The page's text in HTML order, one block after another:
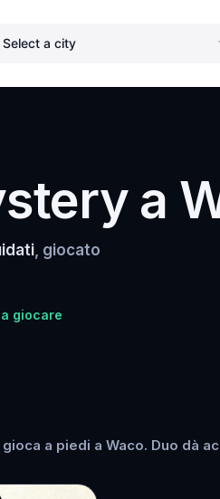
Select a city
a
, giocato
giocare
a piedi a Waco. Duo dà